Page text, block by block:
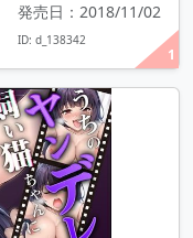
1
発売日：2018/11/02
ID: d_138342